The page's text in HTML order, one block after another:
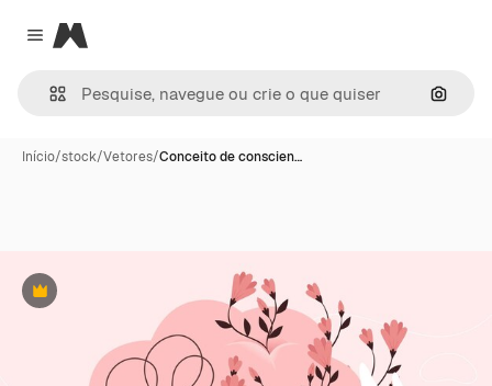
Close menu
Magnific
Início/stock/Vetores/Conceito de conscien…
Premium